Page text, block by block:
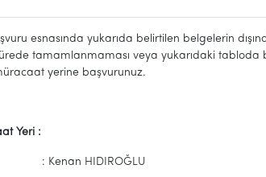
yukarıda belirtilen belgelerin
tamamlanmaması veya yukarıdaki tabloda
yerine başvurunuz.
Müracaat
: Kenan